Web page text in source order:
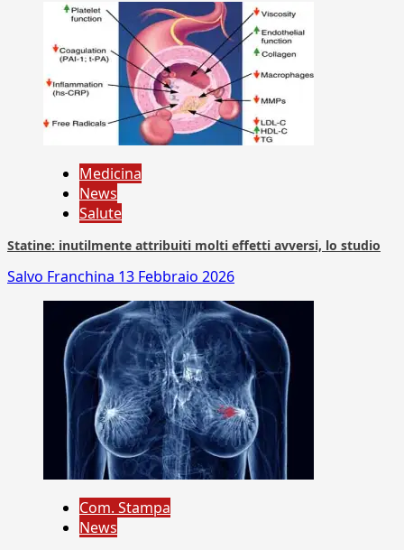
Medicina
News
Salute
Statine: inutilmente attribuiti molti effetti avversi, lo studio
Salvo Franchina 13 Febbraio 2026
Com. Stampa
News